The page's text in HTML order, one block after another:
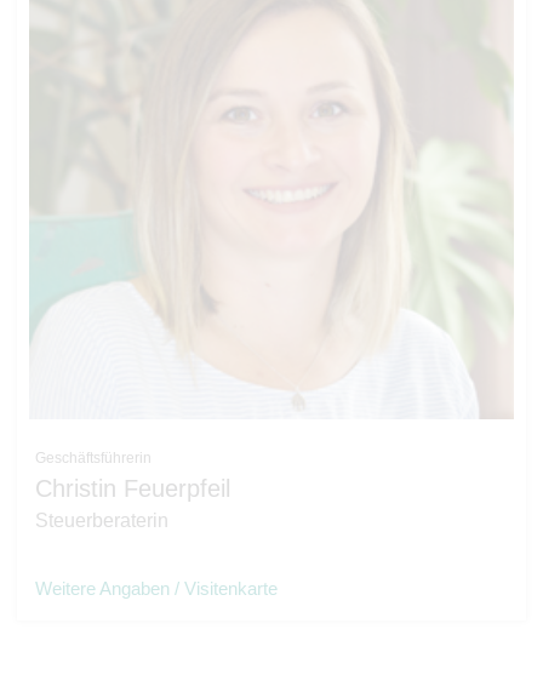
Geschäftsführerin
Christin Feuerpfeil
Steuerberaterin
Weitere Angaben / Visitenkarte